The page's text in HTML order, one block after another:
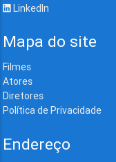
LinkedIn
Mapa do site
Filmes
Atores
Diretores
Política de Privacidade
Endereço